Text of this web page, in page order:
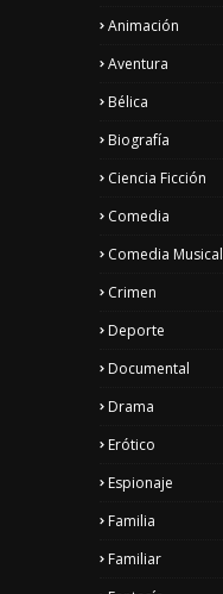
Animación
Aventura
Bélica
Biografía
Ciencia Ficción
Comedia
Comedia Musical
Crimen
Deporte
Documental
Drama
Erótico
Espionaje
Familia
Familiar